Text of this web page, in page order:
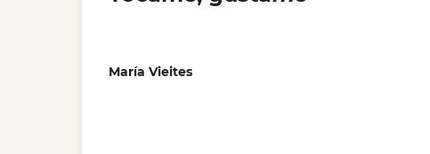
María Vieites